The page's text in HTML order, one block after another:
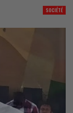
SOCIÉTÉ